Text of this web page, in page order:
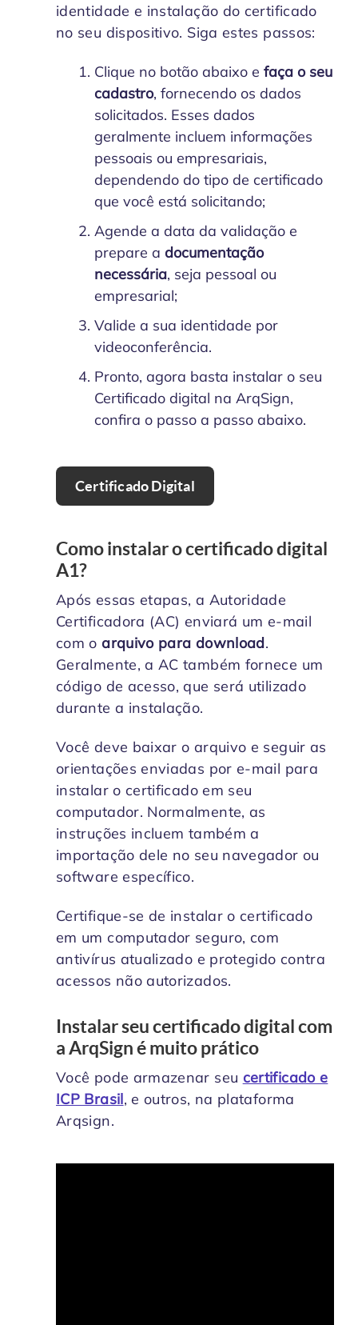
identidade e instalação do certificado
no seu dispositivo. Siga estes passos:
Clique no botão abaixo e faça o seu
cadastro, fornecendo os dados
solicitados. Esses dados
geralmente incluem informações
pessoais ou empresariais,
dependendo do tipo de certificado
que você está solicitando;
Agende a data da validação e
prepare a documentação
necessária, seja pessoal ou
empresarial;
Valide a sua identidade por
videoconferência.
Pronto, agora basta instalar o seu
Certificado digital na ArqSign,
confira o passo a passo abaixo.
Certificado Digital
Como instalar o certificado digital
A1?
Após essas etapas, a Autoridade
Certificadora (AC) enviará um e-mail
com o arquivo para download.
Geralmente, a AC também fornece um
código de acesso, que será utilizado
durante a instalação.
Você deve baixar o arquivo e seguir as
orientações enviadas por e-mail para
instalar o certificado em seu
computador. Normalmente, as
instruções incluem também a
importação dele no seu navegador ou
software específico.
Certifique-se de instalar o certificado
em um computador seguro, com
antivírus atualizado e protegido contra
acessos não autorizados.
Instalar seu certificado digital com
a ArqSign é muito prático
Você pode armazenar seu certificado e
ICP Brasil, e outros, na plataforma
Arqsign.